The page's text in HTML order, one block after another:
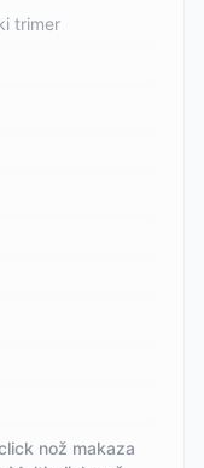
trimer
nož makaza